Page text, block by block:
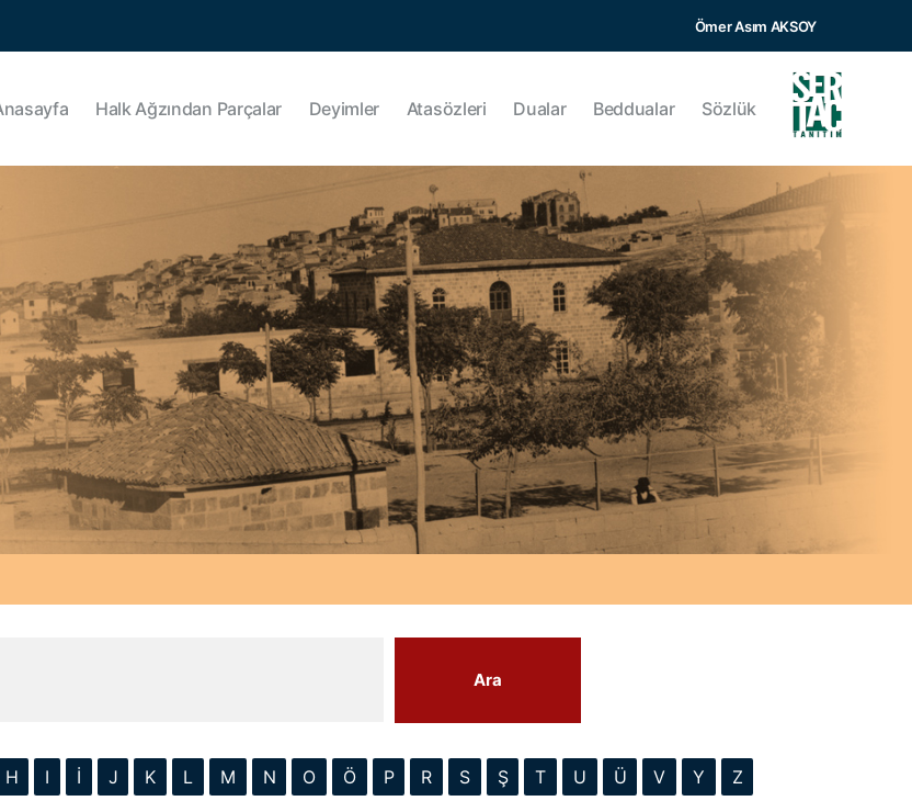
Ömer Asım AKSOY
Halk Ağzından Parçalar Deyimler Atasözleri Dualar Beddualar Sözlük
Ara
H I İ J K L M N O Ö P R S Ş T U Ü V Y Z